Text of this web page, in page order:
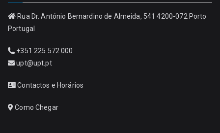
Rua Dr. António Bernardino de Almeida, 541 4200-072 Porto
Portugal
+351 225 572 000
upt@upt.pt
Contactos e Horários
Como Chegar